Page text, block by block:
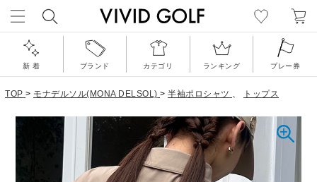
新 着 ブランド カテゴリ ランキング プレー券
TOP > モナデルソル(MONA DELSOL) > 半袖ポロシャツ 、 トップス